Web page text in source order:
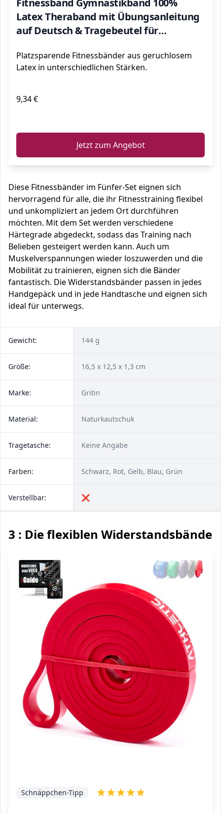
Fitnessband Gymnastikband 100%
Latex Theraband mit Übungsanleitung
auf Deutsch & Tragebeutel für
Gymnastik usw.
Platzsparende Fitnessbänder aus geruchlosem
Latex in unterschiedlichen Stärken.
9,34 €
Jetzt zum Angebot
Diese Fitnessbänder im Fünfer-Set eignen sich
hervorragend für alle, die ihr Fitnesstraining flexibel
und unkompliziert an jedem Ort durchführen
möchten. Mit dem Set werden verschiedene
Härtegrade abgedeckt, sodass das Training nach
Belieben gesteigert werden kann. Auch um
Muskelverspannungen wieder loszuwerden und die
Mobilität zu trainieren, eignen sich die Bänder
fantastisch. Die Widerstandsbänder passen in jedes
Handgepäck und in jede Handtasche und eignen sich
ideal für unterwegs.
Gewicht: 144 g
Größe: 16,5 x 12,5 x 1,3 cm
Marke: Gritin
Material: Naturkautschuk
Tragetasche: Keine Angabe
Farben: Schwarz, Rot, Gelb, Blau, Grün
Verstellbar: ❌
3 : Die flexiblen Widerstandsbänder
Schnäppchen-Tipp